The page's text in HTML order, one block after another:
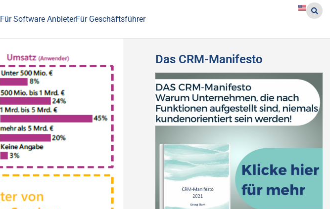
Für Software AnbieterFür Geschäftsführer
Das CRM-Manifesto